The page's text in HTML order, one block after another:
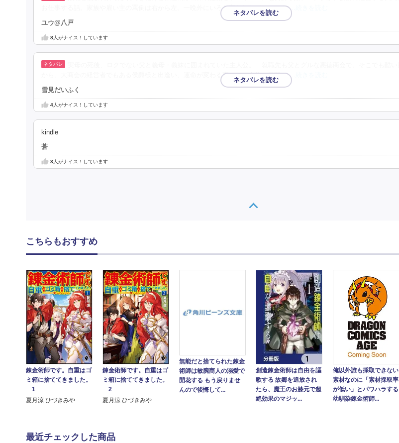
お仕事する話。家族や雇い主の罵倒は右から左、一晩外にいろと言われればテントを …続きを読む
ユウ@八戸
8人がナイス！しています
から、大商会の経営者でもある侯爵様と出逢い、運命が変わる事に。 今後の展開は …続きを読む
雪見だいふく
4人がナイス！しています
kindle
蒼
3人がナイス！しています
こちらもおすすめ
錬金術師です。自重はゴ
ミ箱に捨ててきました。
1
夏月涼 ひづきみや
錬金術師です。自重はゴ
ミ箱に捨ててきました。
2
夏月涼 ひづきみや
無能だと捨てられた錬金
術師は敏腕商人の溺愛で
開花する もう戻りませ
んので後悔して...
創造錬金術師は自由を謳
歌する 故郷を追放され
たら、魔王のお膝元で超
絶効果のマジッ...
俺以外誰も採取できない
素材なのに「素材採取率
が低い」とパワハラする
幼馴染錬金術師...
最近チェックした商品